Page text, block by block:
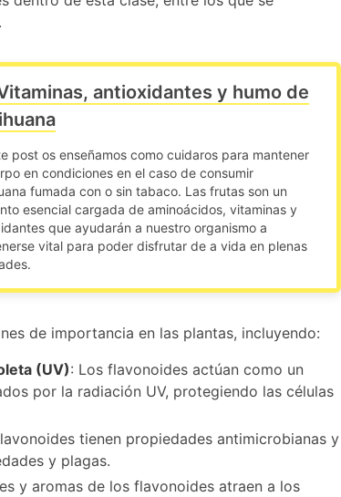
antioxidantes y humo de
post os enseñamos como cuidaros para mantener
en condiciones en el caso de consumir
fumada con o sin tabaco. Las frutas son un
esencial cargada de aminoácidos, vitaminas y
que ayudarán a nuestro organismo a
vital para poder disfrutar de a vida en plenas
de importancia en las plantas, incluyendo:
(UV): Los flavonoides actúan como un
por la radiación UV, protegiendo las células
tienen propiedades antimicrobianas y
y plagas.
y aromas de los flavonoides atraen a los